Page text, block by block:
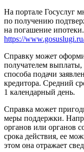
На портале Госуслуг
по получению
на погашение
https://
Справку может
получателем выплаты,
способа подачи
кредитора. Средний
1 календарный день.
Справка может
меры поддержки.
органов или органов
срока действия, ее
этом она отражает